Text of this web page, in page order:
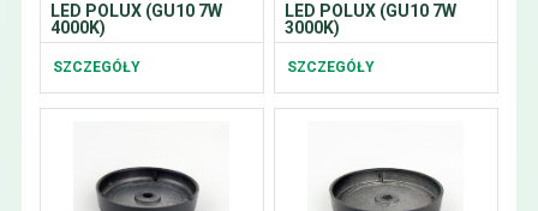
LED POLUX (GU10 7W
4000K)
SZCZEGÓŁY
LED POLUX (GU10 7W
3000K)
SZCZEGÓŁY